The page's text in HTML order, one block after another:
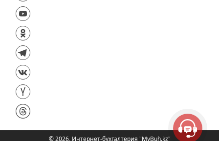
©2026, Интернет-бухгалтерия "MyBuh.kz"